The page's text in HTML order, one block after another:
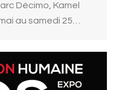
Décimo, Kamel
au samedi 25…